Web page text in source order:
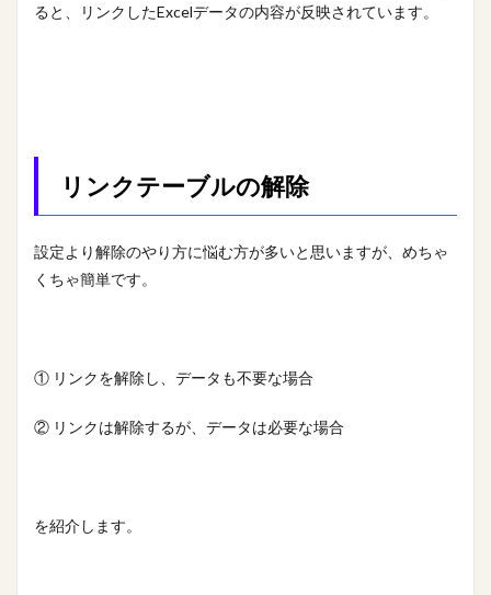
ると、リンクしたExcelデータの内容が反映されています。
リンクテーブルの解除
設定より解除のやり方に悩む方が多いと思いますが、めちゃ
くちゃ簡単です。
① リンクを解除し、データも不要な場合
② リンクは解除するが、データは必要な場合
を紹介します。